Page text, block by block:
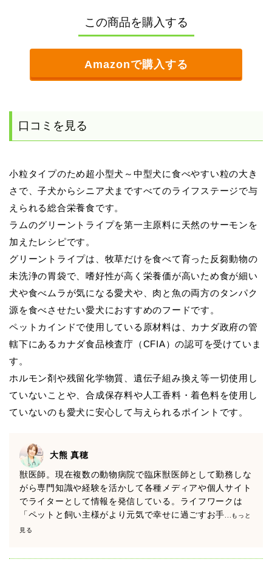
この商品を購入する
Amazonで購入する
口コミを見る
小粒タイプのため超小型犬～中型犬に食べやすい粒の大き
さで、子犬からシニア犬まですべてのライフステージで与
えられる総合栄養食です。
ラムのグリーントライプを第一主原料に天然のサーモンを
加えたレシピです。
グリーントライプは、牧草だけを食べて育った反芻動物の
未洗浄の胃袋で、嗜好性が高く栄養価が高いため食が細い
犬や食べムラが気になる愛犬や、肉と魚の両方のタンパク
源を食べさせたい愛犬におすすめのフードです。
ペットカインドで使用している原材料は、カナダ政府の管
轄下にあるカナダ食品検査庁（CFIA）の認可を受けていま
す。
ホルモン剤や残留化学物質、遺伝子組み換え等一切使用し
ていないことや、合成保存料や人工香料・着色料を使用し
ていないのも愛犬に安心して与えられるポイントです。
大熊 真穂
獣医師。現在複数の動物病院で臨床獣医師として勤務しな
がら専門知識や経験を活かして各種メディアや個人サイト
でライターとして情報を発信している。ライフワークは
「ペットと飼い主様がより元気で幸せに過ごすお手
...もっと
見る